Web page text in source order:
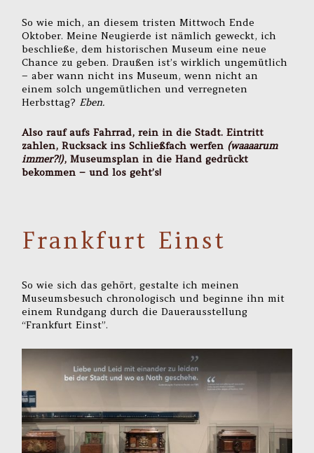
So wie mich, an diesem tristen Mittwoch Ende
Oktober. Meine Neugierde ist nämlich geweckt, ich
beschließe, dem historischen Museum eine neue
Chance zu geben. Draußen ist’s wirklich ungemütlich
– aber wann nicht ins Museum, wenn nicht an
einem solch ungemütlichen und verregneten
Herbsttag? Eben.
Also rauf aufs Fahrrad, rein in die Stadt. Eintritt
zahlen, Rucksack ins Schließfach werfen (waaaarum
immer?!), Museumsplan in die Hand gedrückt
bekommen – und los geht’s!
Frankfurt Einst
So wie sich das gehört, gestalte ich meinen
Museumsbesuch chronologisch und beginne ihn mit
einem Rundgang durch die Dauerausstellung
“Frankfurt Einst”.